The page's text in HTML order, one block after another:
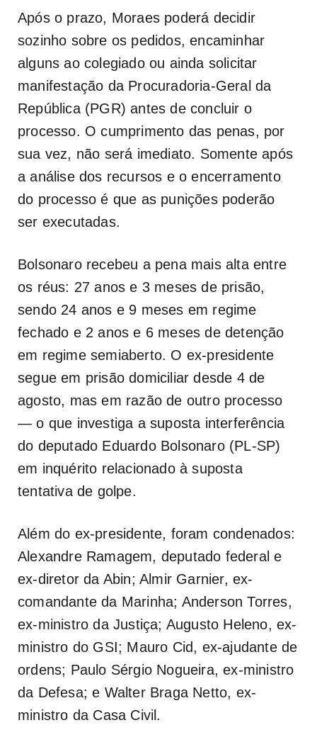
Após o prazo, Moraes poderá decidir
sozinho sobre os pedidos, encaminhar
alguns ao colegiado ou ainda solicitar
manifestação da Procuradoria-Geral da
República (PGR) antes de concluir o
processo. O cumprimento das penas, por
sua vez, não será imediato. Somente após
a análise dos recursos e o encerramento
do processo é que as punições poderão
ser executadas.
Bolsonaro recebeu a pena mais alta entre
os réus: 27 anos e 3 meses de prisão,
sendo 24 anos e 9 meses em regime
fechado e 2 anos e 6 meses de detenção
em regime semiaberto. O ex-presidente
segue em prisão domiciliar desde 4 de
agosto, mas em razão de outro processo
— o que investiga a suposta interferência
do deputado Eduardo Bolsonaro (PL-SP)
em inquérito relacionado à suposta
tentativa de golpe.
Além do ex-presidente, foram condenados:
Alexandre Ramagem, deputado federal e
ex-diretor da Abin; Almir Garnier, ex-
comandante da Marinha; Anderson Torres,
ex-ministro da Justiça; Augusto Heleno, ex-
ministro do GSI; Mauro Cid, ex-ajudante de
ordens; Paulo Sérgio Nogueira, ex-ministro
da Defesa; e Walter Braga Netto, ex-
ministro da Casa Civil.